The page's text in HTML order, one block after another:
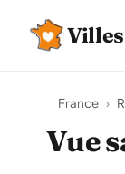
Villes
France ›
Vue